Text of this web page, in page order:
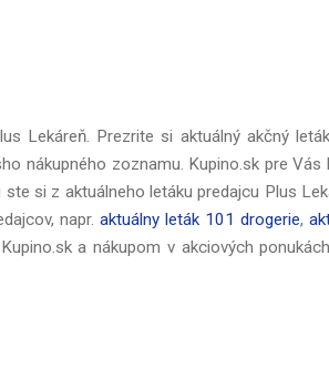
Lekáreň. Prezrite si aktuálný akčný
nákupného zoznamu. Kupino.sk pre Vás
si z aktuálneho letáku predajcu Plus
napr. aktuálny leták 101 drogerie,
a nákupom v akciových